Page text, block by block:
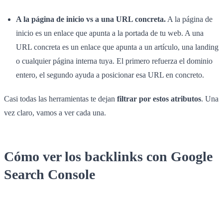
A la página de inicio vs a una URL concreta. A la página de
inicio es un enlace que apunta a la portada de tu web. A una
URL concreta es un enlace que apunta a un artículo, una landing
o cualquier página interna tuya. El primero refuerza el dominio
entero, el segundo ayuda a posicionar esa URL en concreto.
Casi todas las herramientas te dejan filtrar por estos atributos. Una
vez claro, vamos a ver cada una.
Cómo ver los backlinks con Google
Search Console